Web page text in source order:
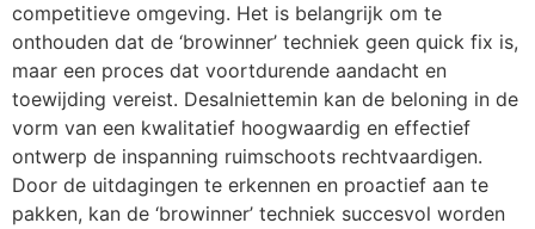
competitieve omgeving. Het is belangrijk om te
onthouden dat de ‘browinner’ techniek geen quick fix is,
maar een proces dat voortdurende aandacht en
toewijding vereist. Desalniettemin kan de beloning in de
vorm van een kwalitatief hoogwaardig en effectief
ontwerp de inspanning ruimschoots rechtvaardigen.
Door de uitdagingen te erkennen en proactief aan te
pakken, kan de ‘browinner’ techniek succesvol worden